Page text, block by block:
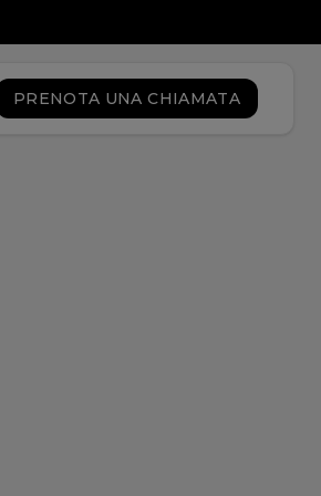
PRENOTA UNA CHIAMATA